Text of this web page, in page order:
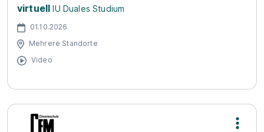
virtuell IU Duales Studium
01.10.2026
Mehrere Standorte
Video